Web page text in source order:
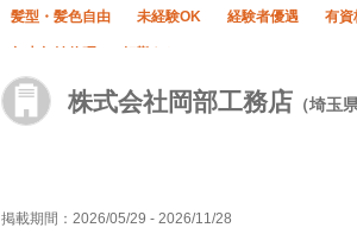
株式会社岡部工務店 （埼玉
髪型・髪色自由 未経験OK 経験者優遇 有資
掲載期間： 2026/05/29 - 2026/11/28